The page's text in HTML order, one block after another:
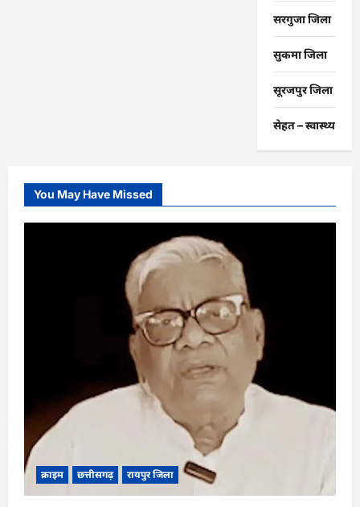
सरगुजा जिला
सुकमा जिला
सूरजपुर जिला
सेहत – स्‍वास्‍थ्‍य
You May Have Missed
क्राइम छत्तीसगढ़ रायपुर जिला